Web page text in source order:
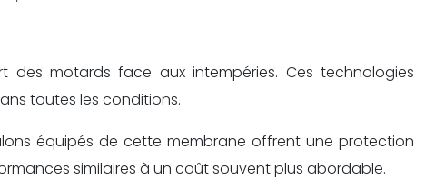
des motards face aux intempéries. Ces technologies
toutes les conditions.
équipés de cette membrane offrent une protection
similaires à un coût souvent plus abordable.